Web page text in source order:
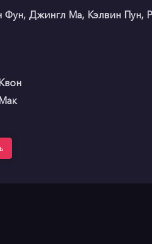
Джингл Ма, Кэлвин Пун,